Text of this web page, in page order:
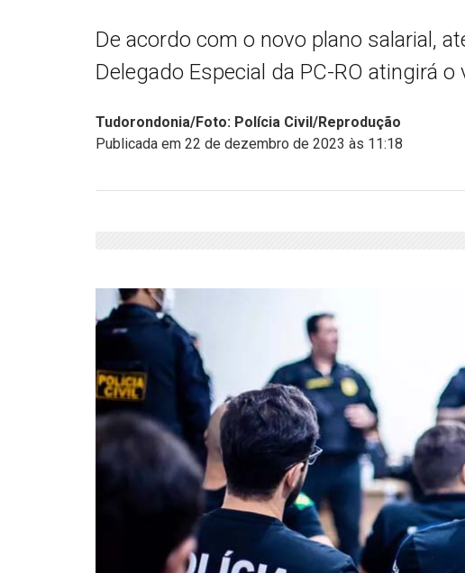
De acordo com o novo plano salarial,
Delegado Especial da PC-RO atingirá o
Tudorondonia/Foto: Polícia Civil/Reprodução
Publicada em 22 de dezembro de 2023 às 11:18